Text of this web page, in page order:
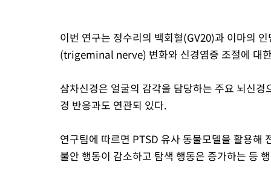
이번 연구는 정수리의 백회혈(GV20)과 이마의
(trigeminal nerve) 변화와 신경염증 조절에 대
삼차신경은 얼굴의 감각을 담당하는 주요 뇌신
경 반응과도 연관되 있다.
연구팀에 따르면 PTSD 유사 동물모델을 활용해
불안 행동이 감소하고 탐색 행동은 증가하는 등